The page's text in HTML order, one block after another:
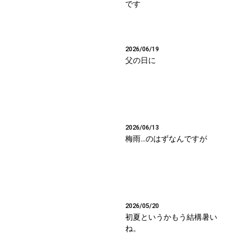
です
2026/06/19
父の日に
2026/06/13
梅雨…のはずなんですが
2026/05/20
初夏というかもう結構暑い
ね。